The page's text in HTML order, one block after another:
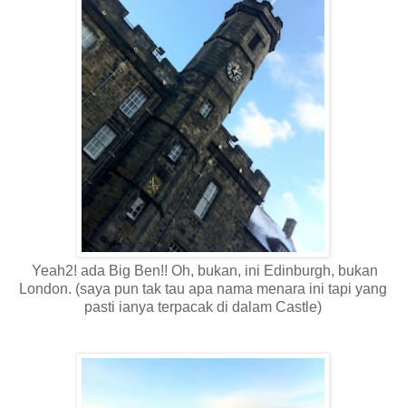
Yeah2! ada Big Ben!! Oh, bukan, ini Edinburgh, bukan
London. (saya pun tak tau apa nama menara ini tapi yang
pasti ianya terpacak di dalam Castle)